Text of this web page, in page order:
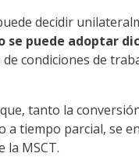
decidir
puede adoptar
condiciones de
tanto la
tiempo parcial, se
la MSCT.